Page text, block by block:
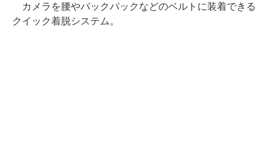
カメラを腰やバックパックなどのベルトに装着できる
クイック着脱システム。